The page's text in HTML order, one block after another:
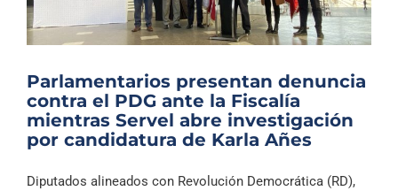
Parlamentarios presentan denuncia
contra el PDG ante la Fiscalía
mientras Servel abre investigación
por candidatura de Karla Añes
Diputados alineados con Revolución Democrática (RD),